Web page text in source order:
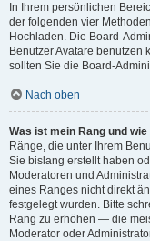
In Ihrem persönlichen
der folgenden vier
Hochladen. Die Board-
Benutzer Avatare benutzen
sollten Sie die Board-
Nach oben
Was ist mein Rang und
Ränge, die unter Ihrem
Sie bislang erstellt haben
Moderatoren und
eines Ranges nicht direkt
festgelegt wurden. Bitte
Rang zu erhöhen — die
Moderator oder